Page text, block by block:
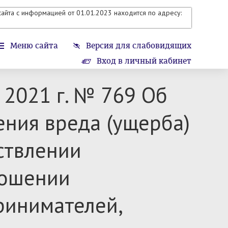
с информацией от 01.01.2023 находится по адресу:
Меню сайта
Версия для слабовидящих
Вход в личный кабинет
2021 г. № 769 Об
вреда (ущерба)